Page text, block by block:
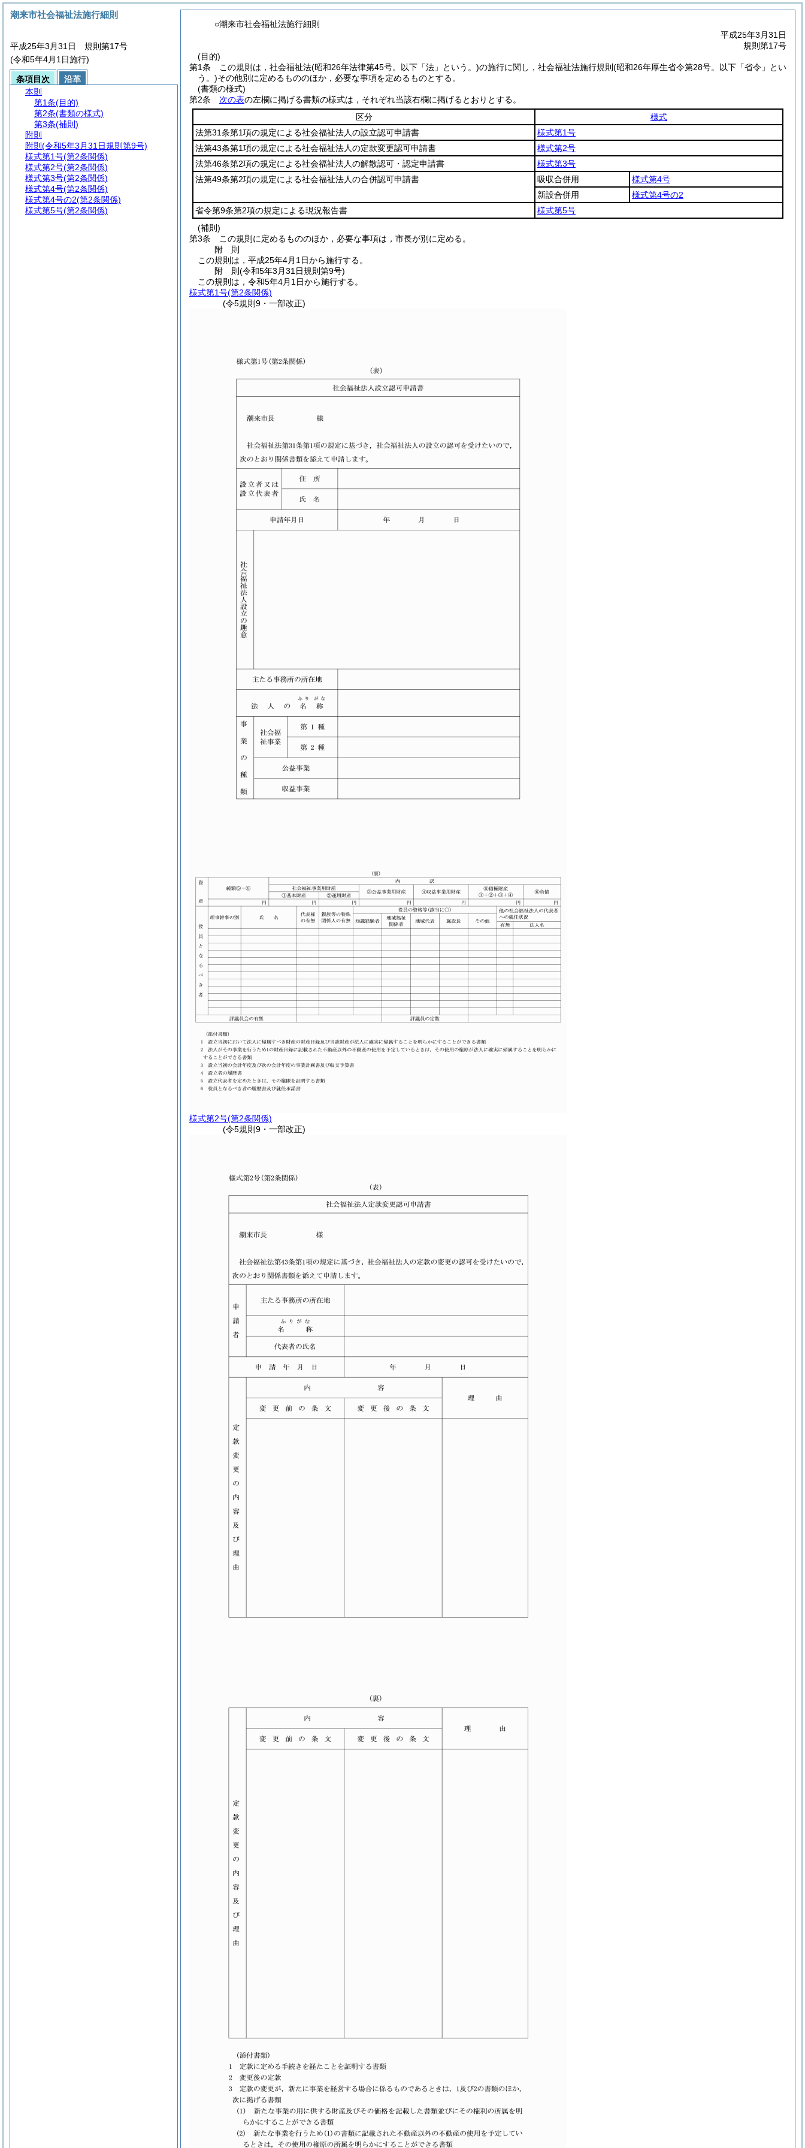
○潮来市社会福祉法施行細則
平成25年3月31日
規則第17号
(目的)
第1条
この規則は，社会福祉法(昭和26年法律第45号。以下「法」という。)の施行に関し，社会福祉法施行規則 (昭和26年厚生省令第28号。以下「省令」とい
う。)その他別に定めるもののほか，必要な事項を定めるものとする。
(書類の様式)
第2条
次の表の左欄に掲げる書類の様式は，それぞれ当該右欄に掲げるとおりとする。
区分
様式
法第31条第1項の規定による社会福祉法人の設立認可申請書
様式第1号
法第43条第1項の規定による社会福祉法人の定款変更認可申請書
様式第2号
法第46条第2項の規定による社会福祉法人の解散認可・認定申請書
様式第3号
法第49条第2項の規定による社会福祉法人の合併認可申請書
吸収合併用
様式第4号
新設合併用
様式第4号の2
省令第9条第2項の規定による現況報告書
様式第5号
(補則)
第3条
この規則に定めるもののほか，必要な事項は，市長が別に定める。
附 則
この規則は，平成25年4月1日から施行する。
附 則(令和5年3月31日規則第9号)
この規則は，令和5年4月1日から施行する。
様式第1号(第2条関係)
(令5規則9・一部改正)
様式第2号(第2条関係)
(令5規則9・一部改正)
潮来市社会福祉法施行細則
平成25年3月31日 規則第17号
(令和5年4月1日施行)
条項目次
沿革
本則
第1条(目的)
第2条(書類の様式)
第3条(補則)
附則
附則 (令和5年3月31日規則第9号)
様式第1号(第2条関係)
様式第2号(第2条関係)
様式第3号(第2条関係)
様式第4号(第2条関係)
様式第4号の2(第2条関係)
様式第5号(第2条関係)